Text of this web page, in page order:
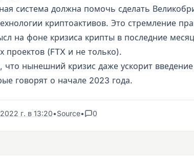
система должна помочь сделать
криптоактивов. Это стремление
на фоне кризиса крипты в последние
проектов (FTX и не только).
нынешний кризис даже ускорит
говорят о начале 2023 года.
г. в 13:20•Source• 0